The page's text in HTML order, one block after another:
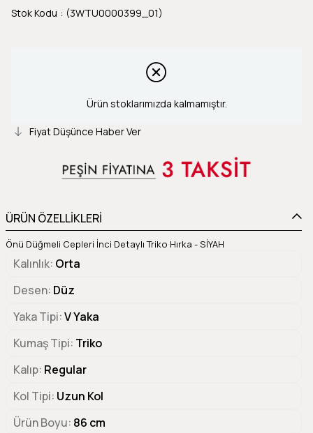
Stok Kodu (3WTU0000399_01)
Ürün stoklarımızda kalmamıştır.
Fiyat Düşünce Haber Ver
ÜRÜN ÖZELLİKLERİ
Önü Düğmeli Cepleri İnci Detaylı Triko Hırka - SİYAH
Kalınlık Orta
Desen Düz
Yaka Tipi V Yaka
Kumaş Tipi Triko
Kalıp Regular
Kol Tipi Uzun Kol
Ürün Boyu 86 cm